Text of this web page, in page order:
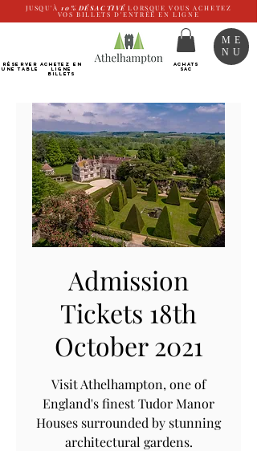
JUSQU'À 10% DÉSACTIVÉ LORSQUE VOUS ACHETEZ
VOS BILLETS D'ENTRÉE EN LIGNE
RÉSERVER
UNE TABLE
Achetez EN
LIGNE
Billets
ACHATS
SAC
ME
NU
Admission
Tickets 18th
October 2021
Visit Athelhampton, one of
England's finest Tudor Manor
Houses surrounded by stunning
architectural gardens.